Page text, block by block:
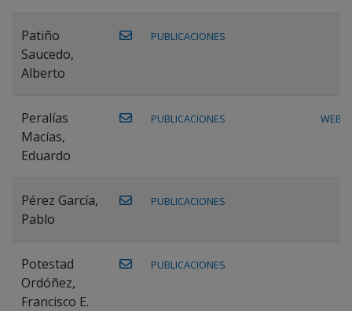
Patiño
Saucedo,
Alberto
PUBLICACIONES
Peralías
Macías,
Eduardo
PUBLICACIONES WEB
Pérez García,
Pablo
PUBLICACIONES
Potestad
Ordóñez,
Francisco E.
PUBLICACIONES